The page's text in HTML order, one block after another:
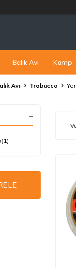
Balık Avı Kamp
Avı Trabucco
(1)